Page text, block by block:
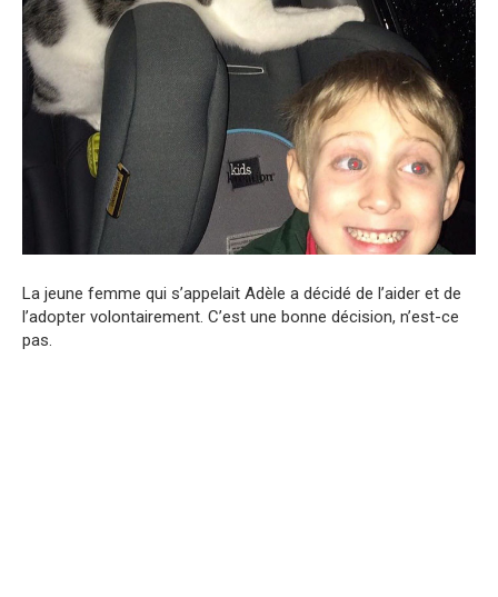
La jeune femme qui s’appelait Adèle a décidé de l’aider et de
l’adopter volontairement. C’est une bonne décision, n’est-ce
pas.